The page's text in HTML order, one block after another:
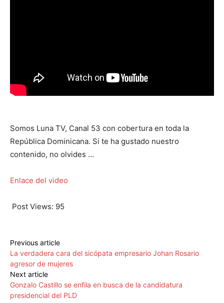
Somos Luna TV, Canal 53 con cobertura en toda la
República Dominicana. Si te ha gustado nuestro
contenido, no olvides …
Enlace del video
Post Views: 95
Previous article
La verdadera cara del sicópata empresario Johan Rosario
agresor de mujeres
Next article
Gonzalo Castillo se enfila en busca de la candidatura
presidencial del PLD